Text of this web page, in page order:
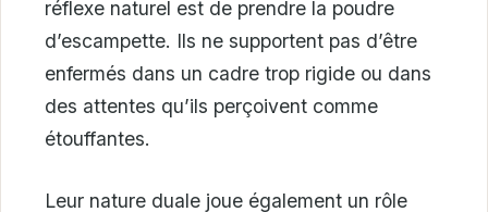
réflexe naturel est de prendre la poudre
d’escampette. Ils ne supportent pas d’être
enfermés dans un cadre trop rigide ou dans
des attentes qu’ils perçoivent comme
étouffantes.
Leur nature duale joue également un rôle